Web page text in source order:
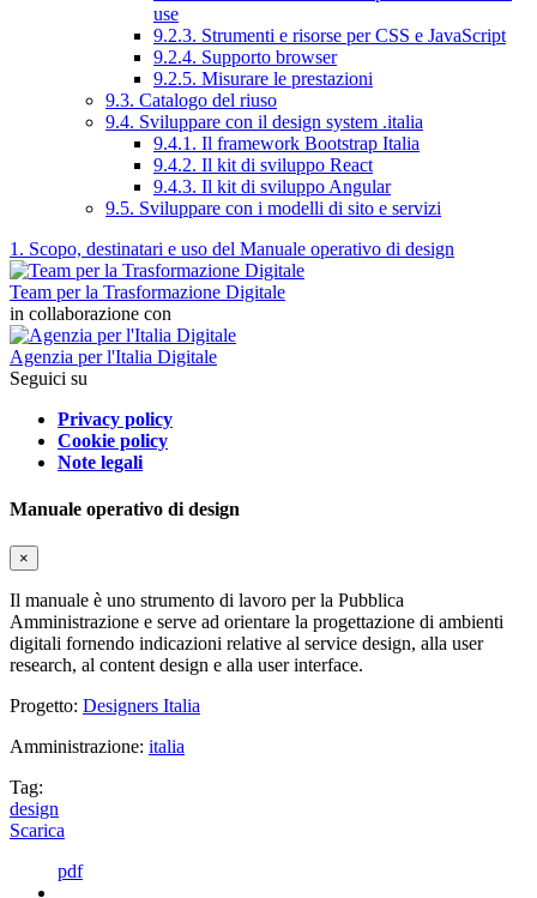
use
9.2.3. Strumenti e risorse per CSS e JavaScript
9.2.4. Supporto browser
9.2.5. Misurare le prestazioni
9.3. Catalogo del riuso
9.4. Sviluppare con il design system .italia
9.4.1. Il framework Bootstrap Italia
9.4.2. Il kit di sviluppo React
9.4.3. Il kit di sviluppo Angular
9.5. Sviluppare con i modelli di sito e servizi
1. Scopo, destinatari e uso del Manuale operativo di design
Team per la Trasformazione Digitale
in collaborazione con
Agenzia per l'Italia Digitale
Seguici su
Privacy policy
Cookie policy
Note legali
Manuale operativo di design
×
Il manuale è uno strumento di lavoro per la Pubblica
Amministrazione e serve ad orientare la progettazione di ambienti
digitali fornendo indicazioni relative al service design, alla user
research, al content design e alla user interface.
Progetto: Designers Italia
Amministrazione: italia
Tag:
design
Scarica
pdf